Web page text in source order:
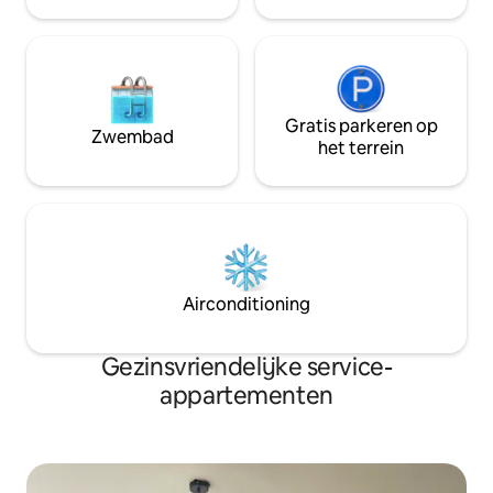
zijn dichtbij. Airconditioning in alle
Zwembad
Gratis parkeren op
het terrein
Airconditioning
Gezinsvriendelijke service-
appartementen